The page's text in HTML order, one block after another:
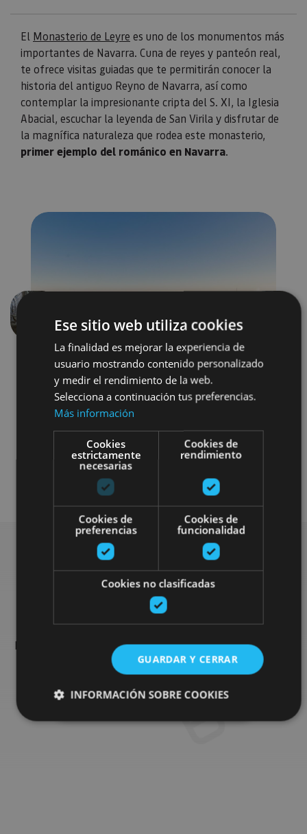
El Monasterio de Leyre es uno de los monumentos más
importantes de Navarra. Cuna de reyes y panteón real,
te ofrece visitas guiadas que te permitirán conocer la
historia del antiguo Reyno de Navarra, así como
contemplar la impresionante cripta del S. XI, la Iglesia
Abacial, escuchar la leyenda de San Virila y disfrutar de
la magnífica naturaleza que rodea este monasterio,
primer ejemplo del románico en Navarra.
Anterior
Arquitectura religiosa
Visitas guiadas Monasterios
Busca más planes
Encuentra planes y sugerencias para completar tu viaje en
Navarra: actividades organizadas, visitas y los eventos más
destados de la agenda.
Ese sitio web utiliza cookies
La finalidad es mejorar la experiencia de
usuario mostrando contenido personalizado
y medir el rendimiento de la web.
Selecciona a continuación tus preferencias.
Más información
Cookies
estrictamente
necesarias
Cookies de
rendimiento
Cookies de
preferencias
Cookies de
funcionalidad
Cookies no clasificadas
GUARDAR Y CERRAR
INFORMACIÓN SOBRE COOKIES